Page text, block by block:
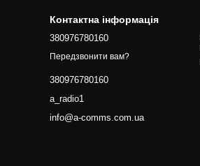
Контактна інформація
380976780160
Передзвонити вам?
380976780160
a_radio1
info@a-comms.com.ua